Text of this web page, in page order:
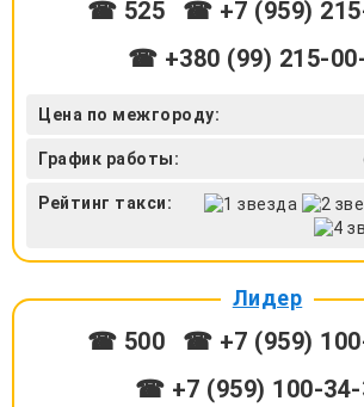
☎ 525
☎ +7 (959)
☎ +380 (99) 215-
Цена по межгороду:
График работы:
Рейтинг такси:
Лидер
☎ 500
☎ +7 (959)
☎ +7 (959) 100-34-